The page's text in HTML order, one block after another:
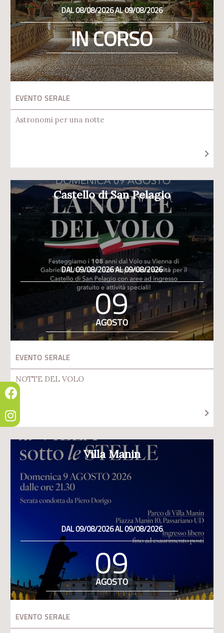
DAL 08/08/2026 AL 09/08/2026
IN CORSO
EVENTO SERALE
Astronomi per una notte
Castello di San Pelagio
DAL 09/08/2026 AL 09/08/2026
09
AGOSTO
EVENTO SERALE
NOTTE DEL VOLO
Villa Manin
DAL 09/08/2026 AL 09/08/2026
09
AGOSTO
EVENTO SERALE